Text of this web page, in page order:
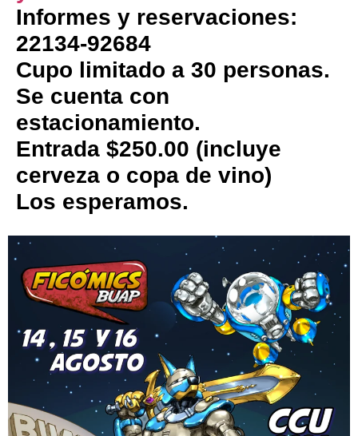
Informes y reservaciones:
22134-92684
Cupo limitado a 30 personas.
Se cuenta con
estacionamiento.
Entrada $250.00 (incluye
cerveza o copa de vino)
Los esperamos.